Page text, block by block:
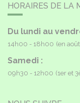
HORAIRES DE LA
Du lundi au
14h00 - 18h00 (en
Samedi :
09h30 - 12h00 (1er et